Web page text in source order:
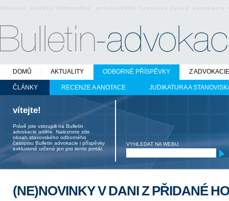
oficiální stránky odborného právnického časopisu české
DOMŮ AKTUALITY ODBORNÉ PŘÍSPĚVKY
ČLÁNKY RECENZE A ANOTACE JUDIKATURA A
Z ADVOKACIE
vítejte!
Právě jste vstoupili na Bulletin
advokacie online. Naleznete zde
obsah stavovského odborného
časopisu Bulletin advokacie i příspěvky
exklusivně určené jen pro tento portál.
VYHLEDAT NA WEBU
(NE)NOVINKY V DANI Z PŘIDANÉ